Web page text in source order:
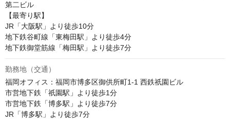
第二ビル
【最寄り駅】
JR「大阪駅」より徒歩10分
地下鉄谷町線「東梅田駅」より徒歩4分
地下鉄御堂筋線「梅田駅」より徒歩7分
勤務地（交通）
福岡オフィス：福岡市博多区御供所町1-1 西鉄祇園ビル
市営地下鉄「祇園駅」より徒歩1分
市営地下鉄「博多駅」より徒歩7分
JR「博多駅」より徒歩7分